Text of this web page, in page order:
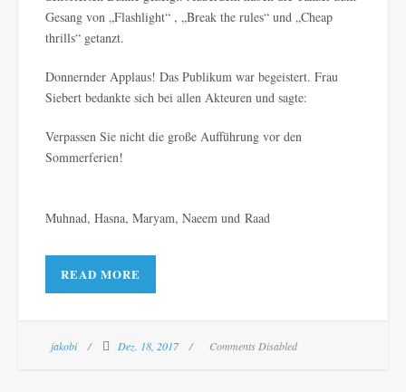
Gesang von „Flashlight“ , „Break the rules“ und „Cheap
thrills“ getanzt.
Donnernder Applaus! Das Publikum war begeistert. Frau
Siebert bedankte sich bei allen Akteuren und sagte:
Verpassen Sie nicht die große Aufführung vor den
Sommerferien!
Muhnad, Hasna, Maryam, Naeem und Raad
READ MORE
jakobi Dez. 18, 2017 Comments Disabled